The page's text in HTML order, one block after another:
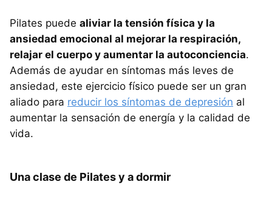
Pilates puede aliviar la tensión física y la
ansiedad emocional al mejorar la respiración,
relajar el cuerpo y aumentar la autoconciencia.
Además de ayudar en síntomas más leves de
ansiedad, este ejercicio físico puede ser un gran
aliado para reducir los síntomas de depresión al
aumentar la sensación de energía y la calidad de
vida.
Una clase de Pilates y a dormir